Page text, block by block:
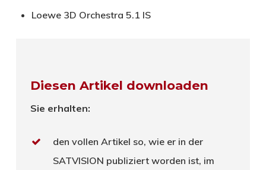
Loewe 3D Orchestra 5.1 IS
Diesen Artikel downloaden
Sie erhalten:
den vollen Artikel so, wie er in der
SATVISION publiziert worden ist, im